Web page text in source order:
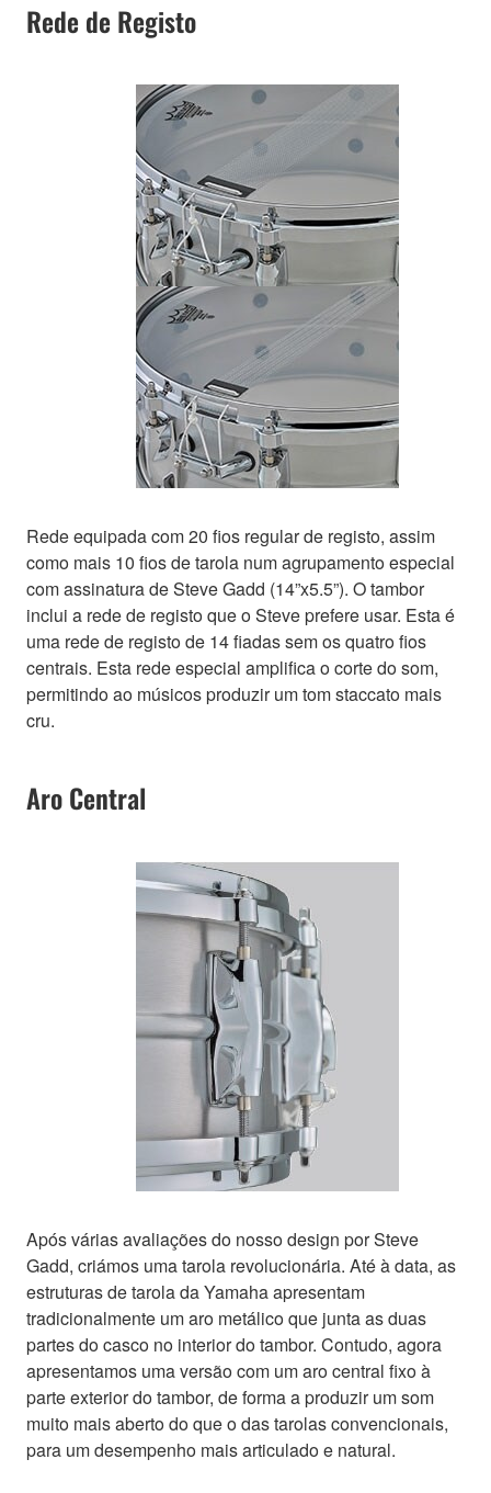
Rede de Registo
Rede equipada com 20 fios regular de registo, assim
como mais 10 fios de tarola num agrupamento especial
com assinatura de Steve Gadd (14”x5.5”). O tambor
inclui a rede de registo que o Steve prefere usar. Esta é
uma rede de registo de 14 fiadas sem os quatro fios
centrais. Esta rede especial amplifica o corte do som,
permitindo ao músicos produzir um tom staccato mais
cru.
Aro Central
Após várias avaliações do nosso design por Steve
Gadd, criámos uma tarola revolucionária. Até à data, as
estruturas de tarola da Yamaha apresentam
tradicionalmente um aro metálico que junta as duas
partes do casco no interior do tambor. Contudo, agora
apresentamos uma versão com um aro central fixo à
parte exterior do tambor, de forma a produzir um som
muito mais aberto do que o das tarolas convencionais,
para um desempenho mais articulado e natural.